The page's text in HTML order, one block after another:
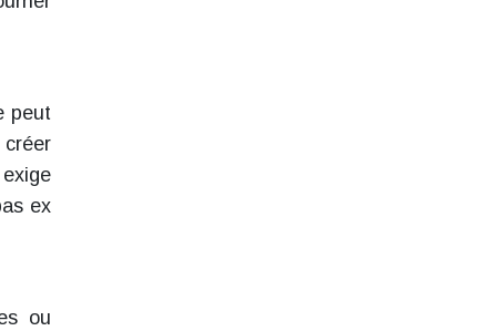
peut
ex
ou